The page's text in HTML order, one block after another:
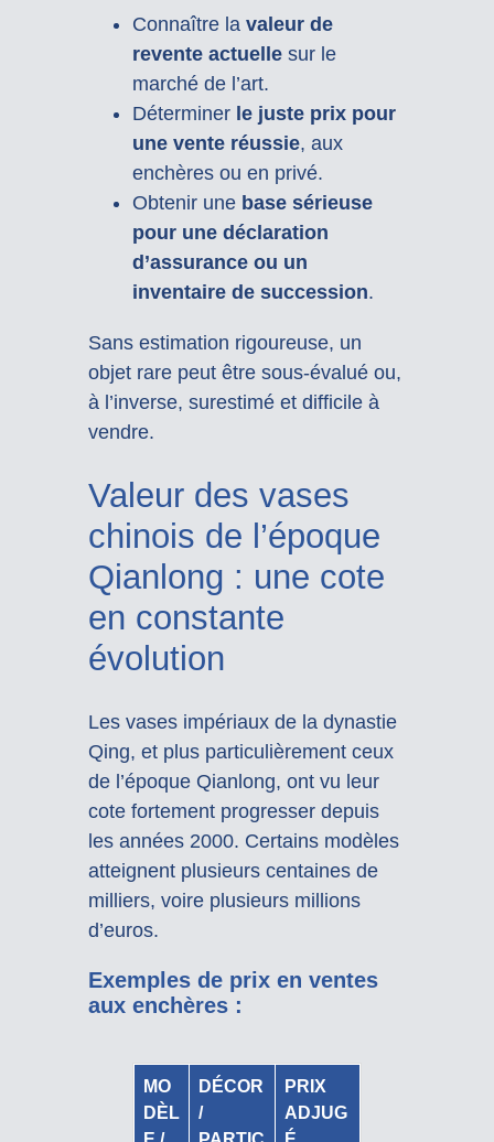
Connaître la valeur de
revente actuellesur le
marché de l’art.
Déterminer le juste prix pour
une vente réussie, aux
enchères ou en privé.
Obtenir une base sérieuse
pour une déclaration
d’assurance ou un
inventaire de succession.
Sans estimation rigoureuse, un
objet rare peut être sous-évalué ou,
à l’inverse, surestimé et difficile à
vendre.
Valeur des vases
chinois de l’époque
Qianlong : une cote
en constante
évolution
Les vases impériaux de la dynastie
Qing, et plus particulièrement ceux
de l’époque Qianlong, ont vu leur
cote fortement progresser depuis
les années 2000. Certains modèles
atteignent plusieurs centaines de
milliers, voire plusieurs millions
d’euros.
Exemples de prix en ventes
aux enchères :
MO
DÈL
DÉCOR
/
PRIX
ADJUG